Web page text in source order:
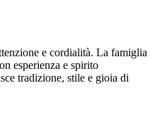
e cordialità. La famiglia
esperienza e spirito
tradizione, stile e gioia di